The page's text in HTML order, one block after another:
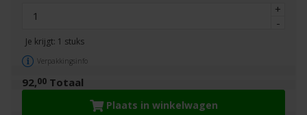
+
-
Je krijgt: 1 stuks
Verpakkingsinfo
92,00 Totaal
Plaats in winkelwagen